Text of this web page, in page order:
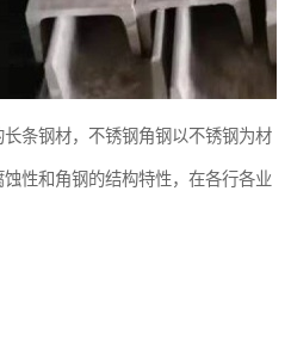
条钢材，不锈钢角钢以不锈钢为材
性和角钢的结构特性，在各行各业